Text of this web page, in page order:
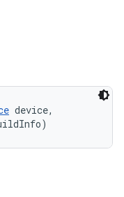
device,